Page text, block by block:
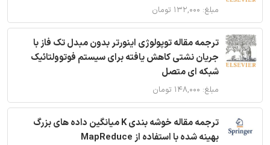
مبلغ: ۱۳۲,۰۰۰ تومان
ترجمه مقاله توپولوژی اینورتر بدون مبدل تک فاز با
جریان نشتی کاهش یافته برای سیستم فوتوولتائیک
شبکه ای متصل
مبلغ: ۱۴۸,۰۰۰ تومان
ترجمه مقاله خوشه بندی K میانگین داده های بزرگ
بهینه شده با استفاده از MapReduce